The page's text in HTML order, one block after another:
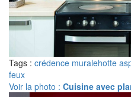
Tags : crédence muralehotte
feux
Voir la photo : Cuisine avec